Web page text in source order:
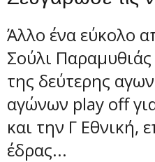
Επικοινωνία
Άλλο ένα εύκολο
Σούλι
της δεύτερης
αγώνων play off
και την Γ Εθνική,
έδρας...